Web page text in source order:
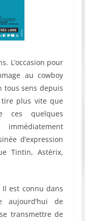
L’occasion pour
au cowboy
sens depuis
tire plus vite que
quelques
d’expression
Tintin, Astérix,
Il est connu dans
de
transmettre de